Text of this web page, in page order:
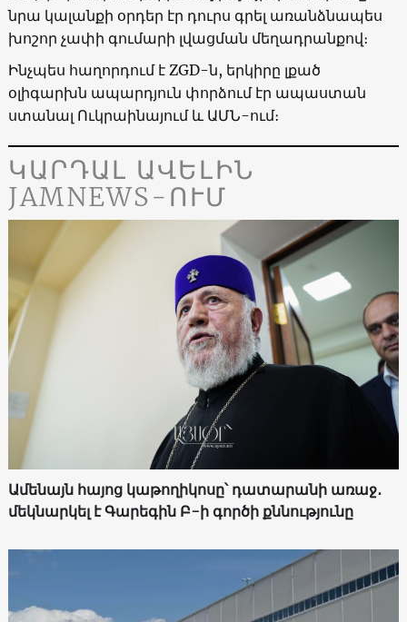
նրա կալանքի օրդեր էր դուրս գրել առանձնապես
խոշոր չափի գումարի լվացման մեղադրանքով։
Ինչպես հաղորդում է ZGD-ն, երկիրը լքած
օլիգարխն ապարդյուն փորձում էր ապաստան
ստանալ Ուկրաինայում և ԱՄՆ-ում։
ԿԱՐԴԱԼ ԱՎԵԼԻՆ
JAMNEWS-ՈՒՄ
Ամենայն հայոց կաթողիկոսը՝ դատարանի առաջ․
մեկնարկել է Գարեգին Բ-ի գործի քննությունը